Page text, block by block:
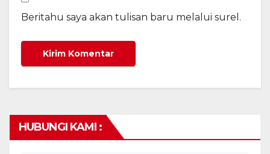
Beritahu saya akan tulisan baru melalui surel.
HUBUNGI KAMI :